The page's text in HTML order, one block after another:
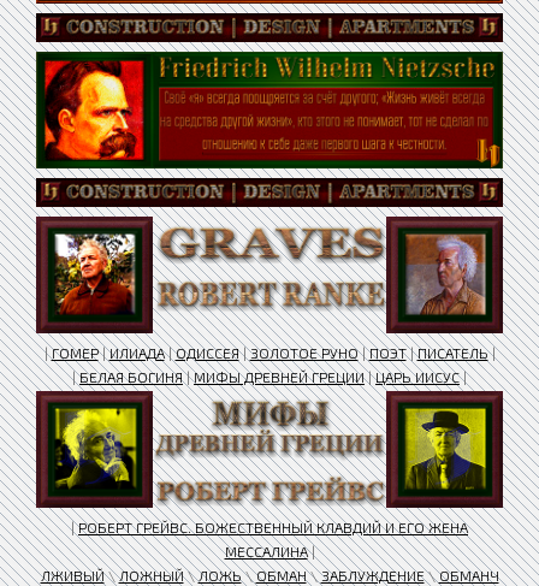
|ГОМЕР|ИЛИАДА|ОДИССЕЯ|ЗОЛОТОЕ РУНО|ПОЭТ|ПИСАТЕЛЬ|
|БЕЛАЯ БОГИНЯ|МИФЫ ДРЕВНЕЙ ГРЕЦИИ|ЦАРЬ ИИСУС|
|РОБЕРТ ГРЕЙВС. БОЖЕСТВЕННЫЙ КЛАВДИЙ И ЕГО ЖЕНА
МЕССАЛИНА|
ЛЖИВЫЙ\ЛОЖНЫЙ\ЛОЖЬ\ОБМАН\ЗАБЛУЖДЕНИЕ\ОБМАНЧ